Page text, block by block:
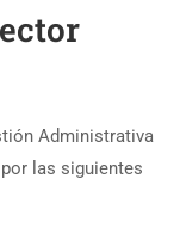
Administrativa
las siguientes